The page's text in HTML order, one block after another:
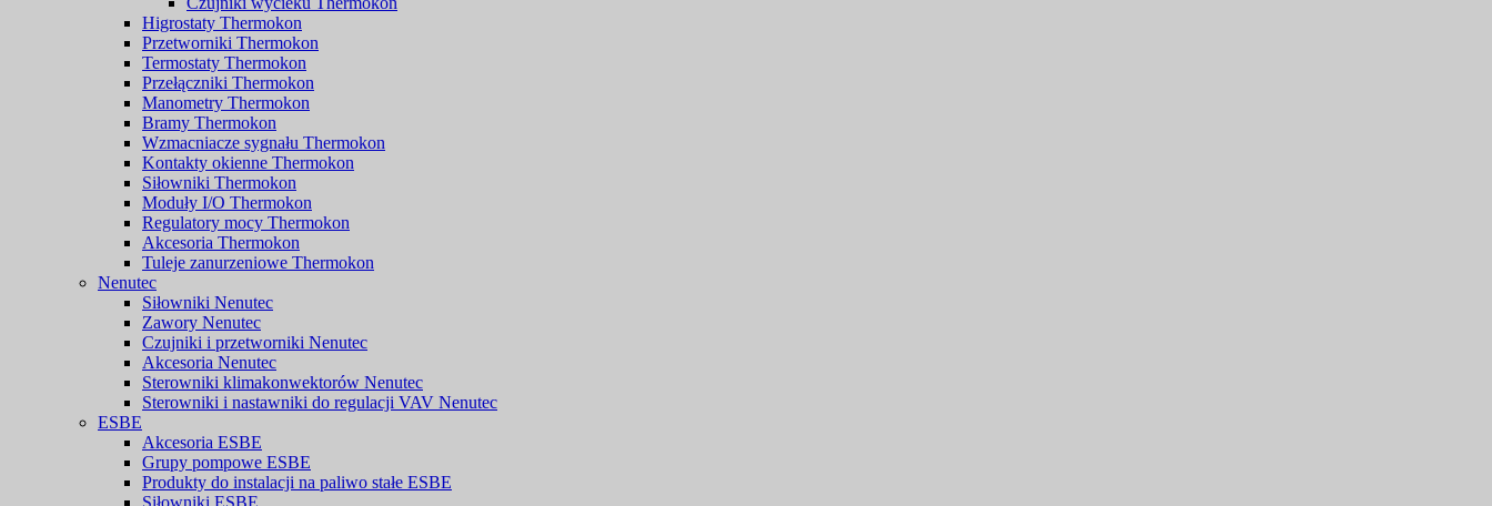
Higrostaty Thermokon
Przetworniki Thermokon
Termostaty Thermokon
Przełączniki Thermokon
Manometry Thermokon
Bramy Thermokon
Wzmacniacze sygnału Thermokon
Kontakty okienne Thermokon
Siłowniki Thermokon
Moduły I/O Thermokon
Regulatory mocy Thermokon
Akcesoria Thermokon
Tuleje zanurzeniowe Thermokon
Nenutec
Siłowniki Nenutec
Zawory Nenutec
Czujniki i przetworniki Nenutec
Akcesoria Nenutec
Sterowniki klimakonwektorów Nenutec
Sterowniki i nastawniki do regulacji VAV Nenutec
ESBE
Akcesoria ESBE
Grupy pompowe ESBE
Produkty do instalacji na paliwo stałe ESBE
Siłowniki ESBE